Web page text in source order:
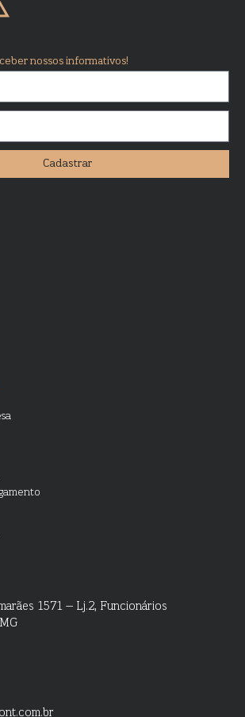
nossos informativos!
Cadastrar
1571 – Lj.2, Funcionários